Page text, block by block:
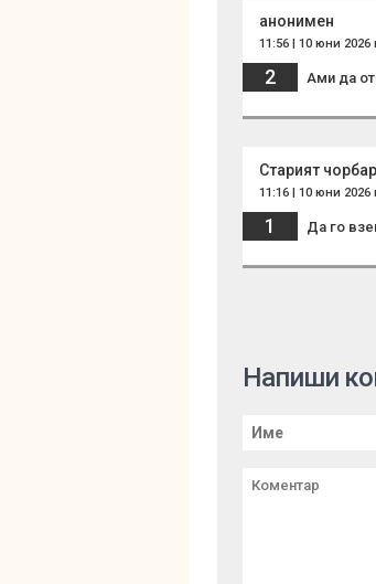
анонимен
11:56 | 10 юни 2026
2 Ами да
Старият чорбар
11:16 | 10 юни 2026
1 Да го
Напиши